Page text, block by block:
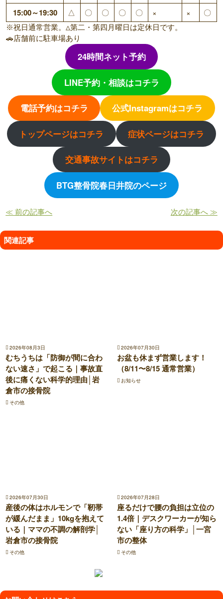
15:00～19:30 △ 〇 〇 〇 〇 × × 〇
※祝日通常営業。△第二・第四月曜日は定休日です。
🚗店舗前に駐車場あり
24時間ネット予約
LINE予約・相談はコチラ
電話予約はコチラ 公式Instagramはコチラ
トップページはコチラ 症状ページはコチラ
交通事故サイトはコチラ
BTG整骨院春日井院のページ
≪ 前の記事へ 次の記事へ ≫
関連記事
2026年08月3日
むちうちは「防御が間に合わ
ない速さ」で起こる｜事故直
後に痛くない科学的理由│岩
倉市の接骨院
その他
2026年07月30日
お盆も休まず営業します！
（8/11〜8/15 通常営業）
お知らせ
2026年07月30日
産後の体はホルモンで「靭帯
が緩んだまま」10kgを抱えて
いる｜ママの不調の解剖学│
岩倉市の接骨院
その他
2026年07月28日
座るだけで腰の負担は立位の
1.4倍｜デスクワーカーが知ら
ない「座り方の科学」│一宮
市の整体
その他